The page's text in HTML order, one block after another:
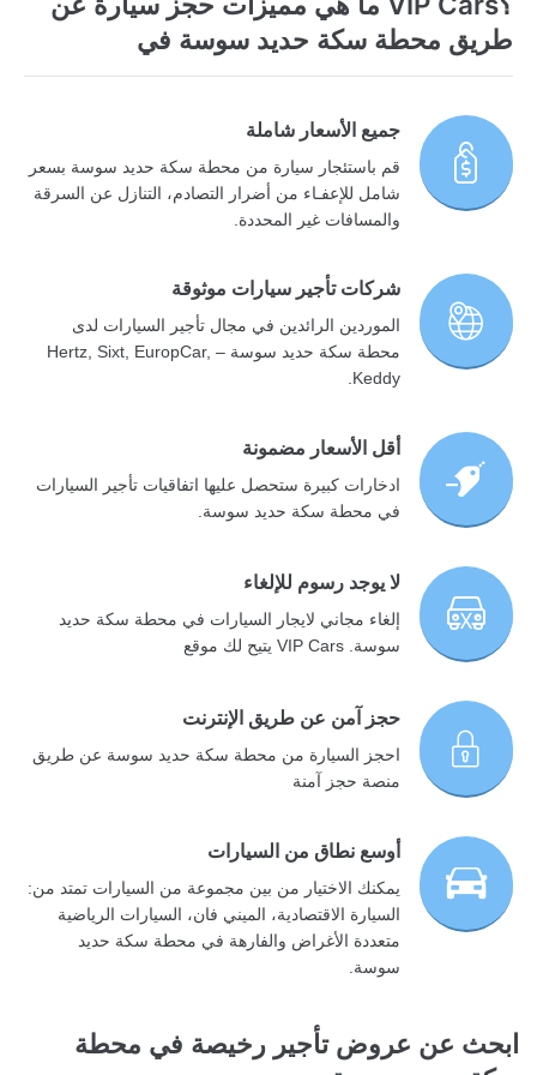
طريق محطة سكة حديد سوسة في
جميع الأسعار شاملة
قم باستئجار سيارة من محطة سكة حديد سوسة بسعر
شامل للإعفـاء من أضرار التصادم، التنازل عن السرقة
والمسافات غير المحددة.
شركات تأجير سيارات موثوقة
الموردين الرائدين في مجال تأجير السيارات لدى
محطة سكة حديد سوسة – Hertz, Sixt, EuropCar,
Keddy.
أقل الأسعار مضمونة
ادخارات كبيرة ستحصل عليها اتفاقيات تأجير السيارات
في محطة سكة حديد سوسة.
لا يوجد رسوم للإلغاء
إلغاء مجاني لايجار السيارات في محطة سكة حديد
سوسة. VIP Cars يتيح لك موقع
حجز آمن عن طريق الإنترنت
احجز السيارة من محطة سكة حديد سوسة عن طريق
منصة حجز آمنة
أوسع نطاق من السيارات
يمكنك الاختيار من بين مجموعة من السيارات تمتد من:
السيارة الاقتصادية، الميني فان، السيارات الرياضية
متعددة الأغراض والفارهة في محطة سكة حديد
سوسة.
ابحث عن عروض تأجير رخيصة في محطة